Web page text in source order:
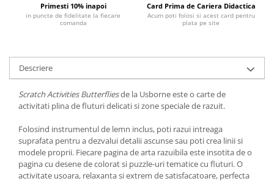
Primesti 10% inapoi
in puncte de fidelitate la fiecare
comanda
Card Prima de Cariera Didactica
Acum poti folosi si acest card pentru
plata pe site
Descriere
Scratch Activities Butterfliesde la Usborne este o carte de
activitati plina de fluturi delicati si zone speciale de razuit.
Folosind instrumentul de lemn inclus, poti razui intreaga
suprafata pentru a dezvalui detalii ascunse sau poti crea linii si
modele proprii. Fiecare pagina de arta razuibila este insotita de o
pagina cu desene de colorat si puzzle-uri tematice cu fluturi. O
activitate usoara, relaxanta si extrem de satisfacatoare, perfecta